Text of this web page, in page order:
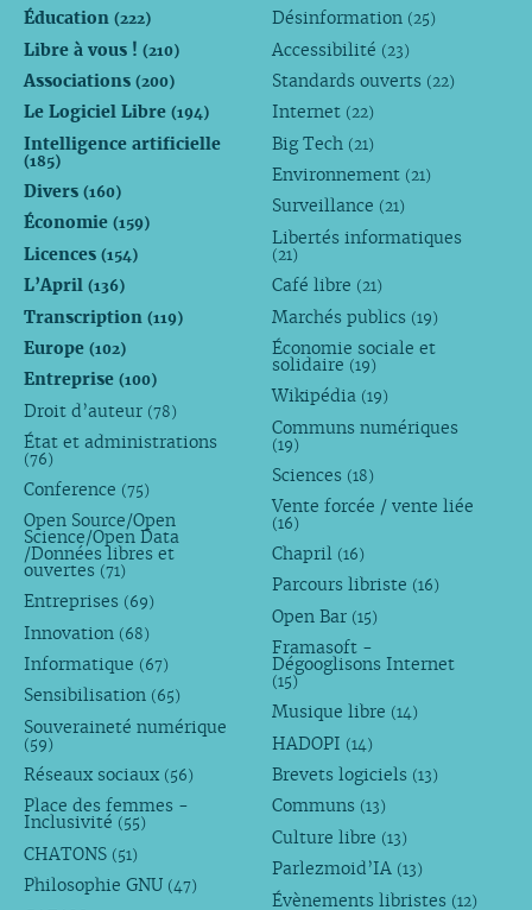
Éducation (222)
Libre à vous ! (210)
Associations (200)
Le Logiciel Libre (194)
Intelligence artificielle
(185)
Divers (160)
Économie (159)
Licences (154)
L’April (136)
Transcription (119)
Europe (102)
Entreprise (100)
Droit d’auteur (78)
État et administrations
(76)
Conference (75)
Open Source/Open
Science/Open Data
/Données libres et
ouvertes (71)
Entreprises (69)
Innovation (68)
Informatique (67)
Sensibilisation (65)
Souveraineté numérique
(59)
Réseaux sociaux (56)
Place des femmes -
Inclusivité (55)
CHATONS (51)
Philosophie GNU (47)
Désinformation (25)
Accessibilité (23)
Standards ouverts (22)
Internet (22)
Big Tech (21)
Environnement (21)
Surveillance (21)
Libertés informatiques
(21)
Café libre (21)
Marchés publics (19)
Économie sociale et
solidaire (19)
Wikipédia (19)
Communs numériques
(19)
Sciences (18)
Vente forcée / vente liée
(16)
Chapril (16)
Parcours libriste (16)
Open Bar (15)
Framasoft -
Dégooglisons Internet
(15)
Musique libre (14)
HADOPI (14)
Brevets logiciels (13)
Communs (13)
Culture libre (13)
Parlezmoid’IA (13)
Évènements libristes (12)